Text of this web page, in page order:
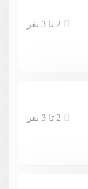
2 تا 3 نفر
2 تا 3 نفر